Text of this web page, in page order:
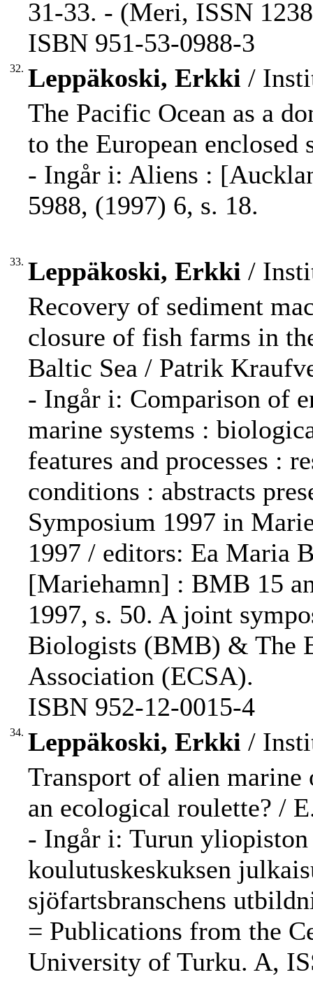
31-33. - (Meri, ISSN
ISBN 951-53-0988-3
32. Leppäkoski, Erkki /
The Pacific Ocean as a
to the European
- Ingår i: Aliens :
5988, (1997) 6, s. 18.
33. Leppäkoski, Erkki /
Recovery of sediment
closure of fish farms in
Baltic Sea / Patrik
- Ingår i: Comparison of
marine systems :
features and processes :
conditions : abstracts
Symposium 1997 in
1997 / editors: Ea Maria
[Mariehamn] : BMB 15
1997, s. 50. A joint
Biologists (BMB) & The
Association (ECSA).
ISBN 952-12-0015-4
34. Leppäkoski, Erkki /
Transport of alien marine
an ecological roulette? /
- Ingår i: Turun
koulutuskeskuksen
sjöfartsbranschens
= Publications from the
University of Turku. A,